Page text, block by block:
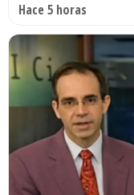
Hace 5 horas